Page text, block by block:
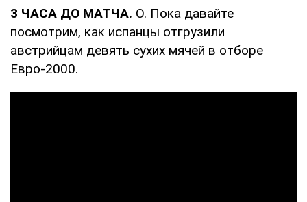
3 ЧАСА ДО МАТЧА. О. Пока давайте
посмотрим, как испанцы отгрузили
австрийцам девять сухих мячей в отборе
Евро-2000.